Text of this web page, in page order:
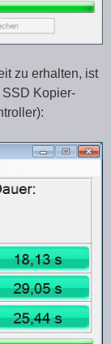
zu erhalten, ist
Kopier-